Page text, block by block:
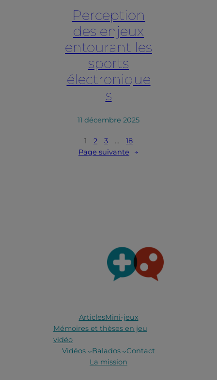
Perception
des enjeux
entourant les
sports
électronique
s
11 décembre 2025
1 2 3 …
18
Page suivante
→
ArticlesMini-jeux
Mémoires et thèses en jeu
vidéo
Vidéos
Balados
Contact
La mission